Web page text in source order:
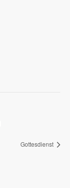
Gottesdienst